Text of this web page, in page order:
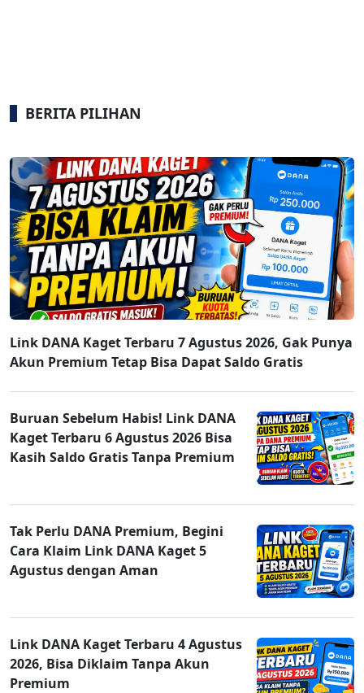
BERITA PILIHAN
Link DANA Kaget Terbaru 7 Agustus 2026, Gak Punya
Akun Premium Tetap Bisa Dapat Saldo Gratis
Buruan Sebelum Habis! Link DANA
Kaget Terbaru 6 Agustus 2026 Bisa
Kasih Saldo Gratis Tanpa Premium
Tak Perlu DANA Premium, Begini
Cara Klaim Link DANA Kaget 5
Agustus dengan Aman
Link DANA Kaget Terbaru 4 Agustus
2026, Bisa Diklaim Tanpa Akun
Premium